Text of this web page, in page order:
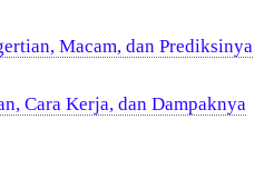
Macam, dan Prediksinya
Cara Kerja, dan Dampaknya